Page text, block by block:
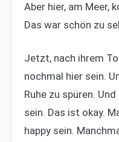
Aber hier, am Meer,
Das war schön zu
Jetzt, nach ihrem
nochmal hier sein.
Ruhe zu spüren.
sein. Das ist okay.
happy sein.